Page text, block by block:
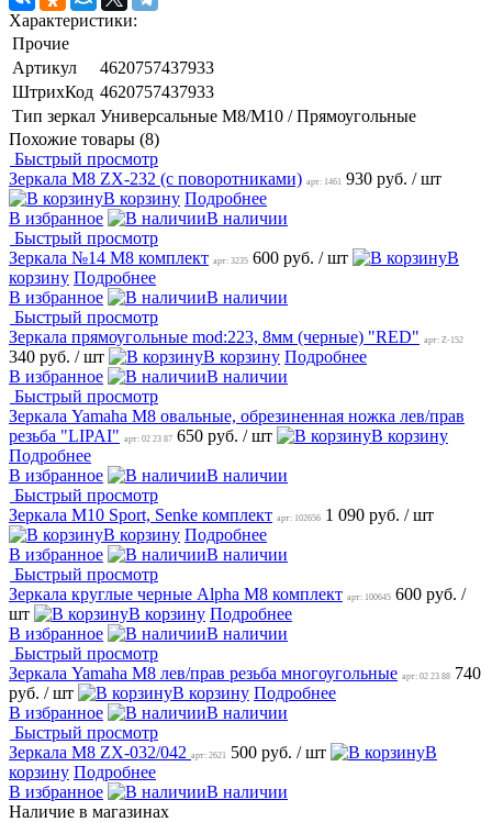
Характеристики:
Прочие
Артикул
4620757437933
ШтрихКод 4620757437933
Тип зеркал Универсальные М8/М10 / Прямоугольные
Похожие товары (8)
Быстрый просмотр
Зеркала М8 ZX-232 (с поворотниками) арт: 1461 930 руб. / шт
В корзину Подробнее
В избранное
В наличии
Быстрый просмотр
Зеркала №14 М8 комплект арт: 3235 600 руб. / шт
В
корзину Подробнее
В избранное
В наличии
Быстрый просмотр
Зеркала прямоугольные mod:223, 8мм (черные) "RED" арт: Z-152
340 руб. / шт В корзину Подробнее
В избранное
В наличии
Быстрый просмотр
Зеркала Yamaha M8 овальные, обрезиненная ножка лев/прав
резьба "LIPAI" арт: 02 23 87 650 руб. / шт
В корзину
Подробнее
В избранное
В наличии
Быстрый просмотр
Зеркала M10 Sport, Senke комплект арт: 102656 1 090 руб. / шт
В корзину Подробнее
В избранное
В наличии
Быстрый просмотр
Зеркала круглые черные Alpha М8 комплект арт: 100645 600 руб. /
шт
В корзину Подробнее
В избранное
В наличии
Быстрый просмотр
Зеркала Yamaha M8 лев/прав резьба многоугольные арт: 02 23 88 740
руб. / шт В корзину Подробнее
В избранное
В наличии
Быстрый просмотр
Зеркала М8 ZX-032/042 арт: 2621 500 руб. / шт
В
корзину Подробнее
В избранное
В наличии
Наличие в магазинах